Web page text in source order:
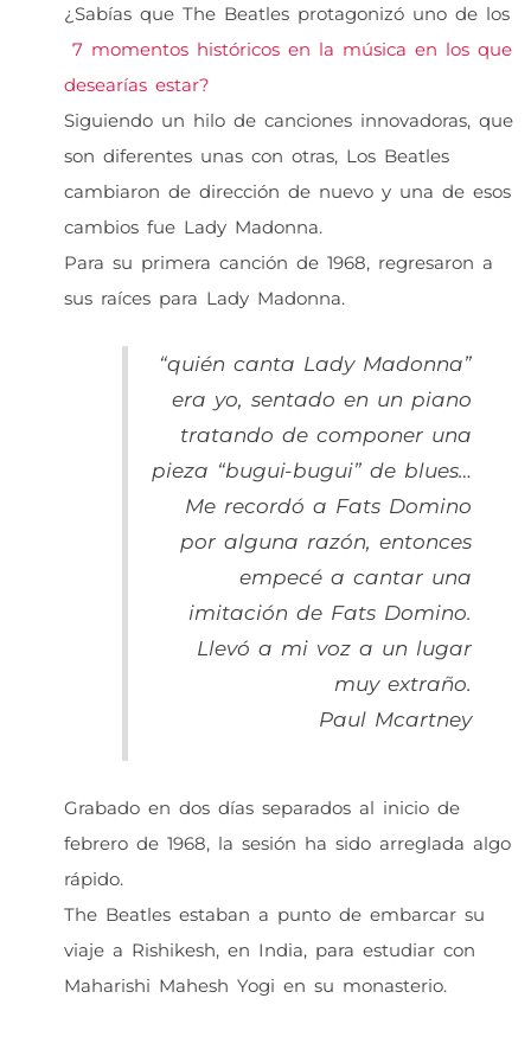
¿Sabías que The Beatles protagonizó uno de los
7 momentos históricos en la música en los que
desearías estar?
Siguiendo un hilo de canciones innovadoras, que
son diferentes unas con otras, Los Beatles
cambiaron de dirección de nuevo y una de esos
cambios fue Lady Madonna.
Para su primera canción de 1968, regresaron a
sus raíces para Lady Madonna.
“quién canta Lady Madonna”
era yo, sentado en un piano
tratando de componer una
pieza “bugui-bugui” de blues…
Me recordó a Fats Domino
por alguna razón, entonces
empecé a cantar una
imitación de Fats Domino.
Llevó a mi voz a un lugar
muy extraño.
Paul Mcartney
Grabado en dos días separados al inicio de
febrero de 1968, la sesión ha sido arreglada algo
rápido.
The Beatles estaban a punto de embarcar su
viaje a Rishikesh, en India, para estudiar con
Maharishi Mahesh Yogi en su monasterio.